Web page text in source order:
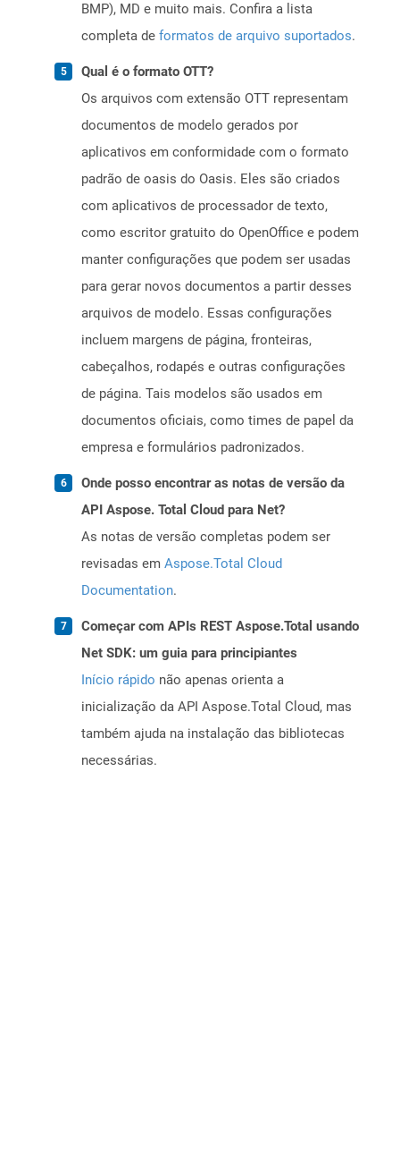
BMP), MD e muito mais. Confira a lista
completa de formatos de arquivo suportados.
Qual é o formato OTT?
Os arquivos com extensão OTT representam
documentos de modelo gerados por
aplicativos em conformidade com o formato
padrão de oasis do Oasis. Eles são criados
com aplicativos de processador de texto,
como escritor gratuito do OpenOffice e podem
manter configurações que podem ser usadas
para gerar novos documentos a partir desses
arquivos de modelo. Essas configurações
incluem margens de página, fronteiras,
cabeçalhos, rodapés e outras configurações
de página. Tais modelos são usados ​​em
documentos oficiais, como times de papel da
empresa e formulários padronizados.
Onde posso encontrar as notas de versão da
API Aspose. Total Cloud para Net?
As notas de versão completas podem ser
revisadas em Aspose.Total Cloud
Documentation.
Começar com APIs REST Aspose.Total usando
Net SDK: um guia para principiantes
Início rápido não apenas orienta a
inicialização da API Aspose.Total Cloud, mas
também ajuda na instalação das bibliotecas
necessárias.